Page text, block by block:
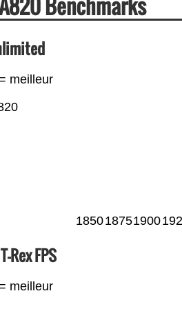
meilleur
185018751900
Rex FPS
meilleur